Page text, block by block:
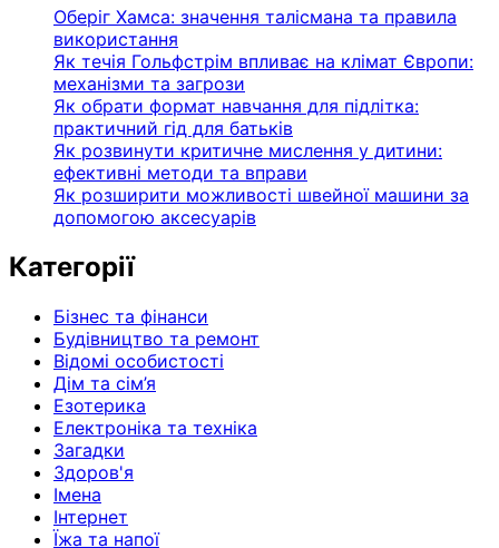
Оберіг Хамса: значення талісмана та правила
використання
Як течія Гольфстрім впливає на клімат Європи:
механізми та загрози
Як обрати формат навчання для підлітка:
практичний гід для батьків
Як розвинути критичне мислення у дитини:
ефективні методи та вправи
Як розширити можливості швейної машини за
допомогою аксесуарів
Категорії
Бізнес та фінанси
Будівництво та ремонт
Відомі особистості
Дім та сім’я
Езотерика
Електроніка та техніка
Загадки
Здоров'я
Імена
Інтернет
Їжа та напої